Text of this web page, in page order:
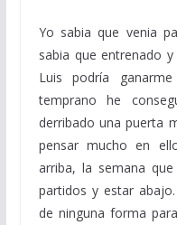
Yo sabia que venia
sabia que entrenado
Luis podría
temprano he
derribado una puerta
pensar mucho en
arriba, la semana
partidos y estar
de ninguna forma